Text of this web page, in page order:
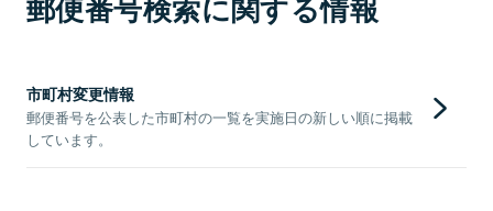
郵便番号検索に関する情報
市町村変更情報
郵便番号を公表した市町村の一覧を実施日の新しい順に掲載
しています。